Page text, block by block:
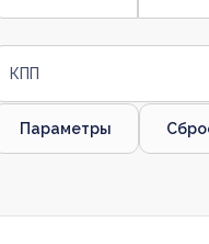
КПП
Параметры